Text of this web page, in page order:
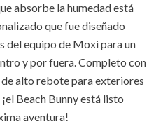
absorbe la humedad está
que fue diseñado
del equipo de Moxi para un
y por fuera. Completo con
alto rebote para exteriores
Beach Bunny está listo
aventura!